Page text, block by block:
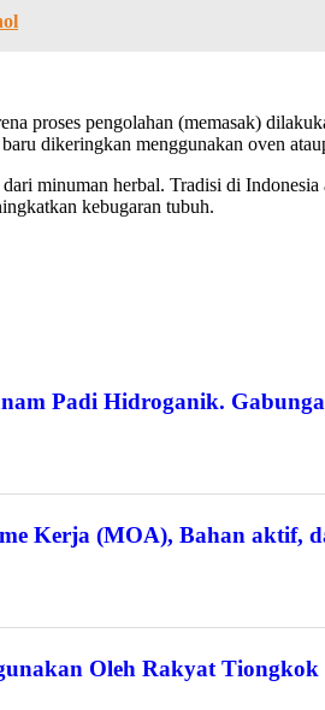
proses pengolahan (memasak)
dikeringkan menggunakan oven
minuman herbal. Tradisi di
kebugaran tubuh.
Padi Hidroganik.
Kerja (MOA), Bahan aktif,
Oleh Rakyat